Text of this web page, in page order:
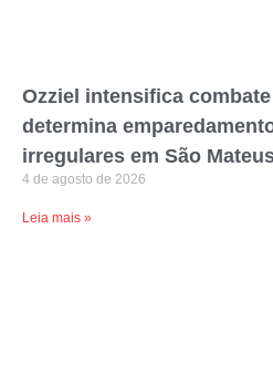
Ozziel intensifica
determina
irregulares em São
4 de agosto de 2026
Leia mais »